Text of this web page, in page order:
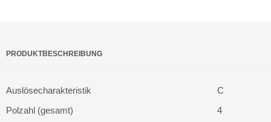
PRODUKTBESCHREIBUNG
Auslösecharakteristik
C
Polzahl (gesamt)
4